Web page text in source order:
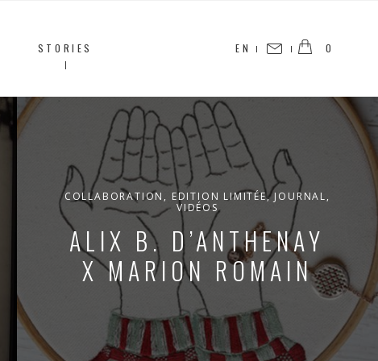
STORIES EN
CONTACT
0
COLLABORATION , EDITION LIMITÉE,JOURNAL,
VIDÉOS
ALIX B. D’ANTHENAY
X MARION ROMAIN